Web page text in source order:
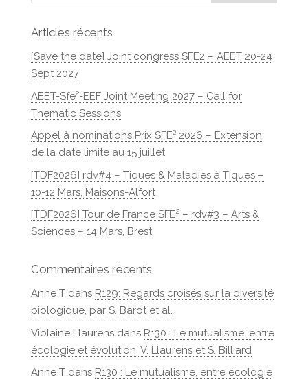
Articles récents
[Save the date] Joint congress SFE2 – AEET 20-24
Sept 2027
AEET-Sfe²-EEF Joint Meeting 2027 – Call for
Thematic Sessions
Appel à nominations Prix SFE² 2026 – Extension
de la date limite au 15 juillet
[TDF2026] rdv#4 – Tiques & Maladies à Tiques –
10-12 Mars, Maisons-Alfort
[TDF2026] Tour de France SFE² – rdv#3 – Arts &
Sciences – 14 Mars, Brest
Commentaires récents
Anne Tdans R129: Regards croisés sur la diversité
biologique, par S. Barot et al.
Violaine Llaurensdans R130 : Le mutualisme, entre
écologie et évolution, V. Llaurens et S. Billiard
Anne Tdans R130 : Le mutualisme, entre écologie